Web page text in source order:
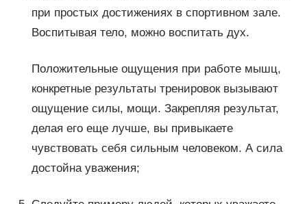
при простых достижениях в спортивном зале.
Воспитывая тело, можно воспитать дух.
Положительные ощущения при работе мышц,
конкретные результаты тренировок вызывают
ощущение силы, мощи. Закрепляя результат,
делая его еще лучше, вы привыкаете
чувствовать себя сильным человеком. А сила
достойна уважения;